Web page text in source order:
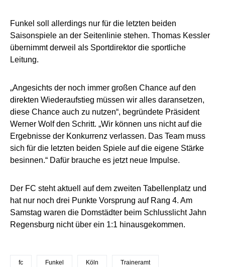
Funkel soll allerdings nur für die letzten beiden
Saisonspiele an der Seitenlinie stehen. Thomas Kessler
übernimmt derweil als Sportdirektor die sportliche
Leitung.
„Angesichts der noch immer großen Chance auf den
direkten Wiederaufstieg müssen wir alles daransetzen,
diese Chance auch zu nutzen“, begründete Präsident
Werner Wolf den Schritt. „Wir können uns nicht auf die
Ergebnisse der Konkurrenz verlassen. Das Team muss
sich für die letzten beiden Spiele auf die eigene Stärke
besinnen.“ Dafür brauche es jetzt neue Impulse.
Der FC steht aktuell auf dem zweiten Tabellenplatz und
hat nur noch drei Punkte Vorsprung auf Rang 4. Am
Samstag waren die Domstädter beim Schlusslicht Jahn
Regensburg nicht über ein 1:1 hinausgekommen.
fc Funkel Köln Traineramt